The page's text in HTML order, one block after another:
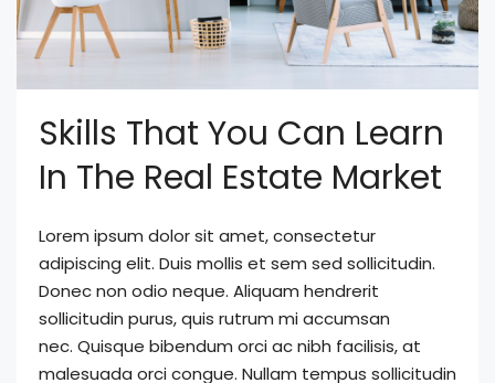
Skills That You Can Learn
In The Real Estate Market
Lorem ipsum dolor sit amet, consectetur
adipiscing elit. Duis mollis et sem sed sollicitudin.
Donec non odio neque. Aliquam hendrerit
sollicitudin purus, quis rutrum mi accumsan
nec. Quisque bibendum orci ac nibh facilisis, at
malesuada orci congue. Nullam tempus sollicitudin